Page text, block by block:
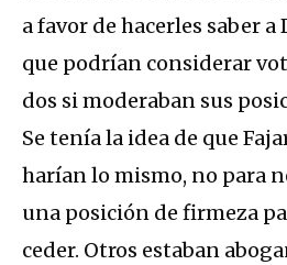
a favor de hacerles saber a
que podrían considerar
dos si moderaban sus
Se tenía la idea de que
harían lo mismo, no para
una posición de firmeza
ceder. Otros estaban